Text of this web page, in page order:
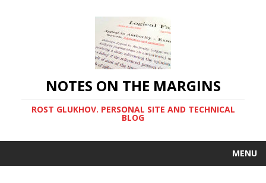
NOTES ON THE MARGINS
ROST GLUKHOV. PERSONAL SITE AND TECHNICAL
BLOG
MENU